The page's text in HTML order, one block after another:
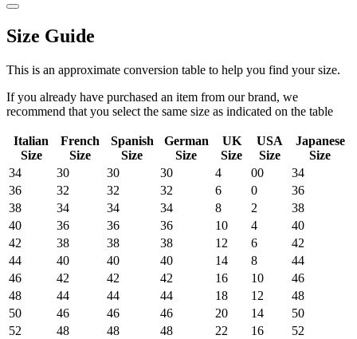
Size Guide
This is an approximate conversion table to help you find your size.
If you already have purchased an item from our brand, we
recommend that you select the same size as indicated on the table
Italian
Size
French
Size
Spanish
Size
German
Size
UK
Size
USA
Size
Japanese
Size
34
30 30 30 4 00
34
36
32 32 32 6 0
36
38
34 34 34 8 2
38
40
36 36 36 10 4
40
42
38 38 38 12 6
42
44
40 40 40 14 8
44
46
42 42 42 16 10
46
48
44 44 44 18 12
48
50
46 46 46 20 14
50
52
48 48 48 22 16
52